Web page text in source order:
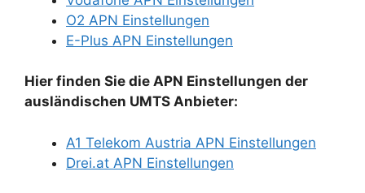
O2 APN Einstellungen
E-Plus APN Einstellungen
Hier finden Sie die APN Einstellungen der
ausländischen UMTS Anbieter:
A1 Telekom Austria APN Einstellungen
Drei.at APN Einstellungen